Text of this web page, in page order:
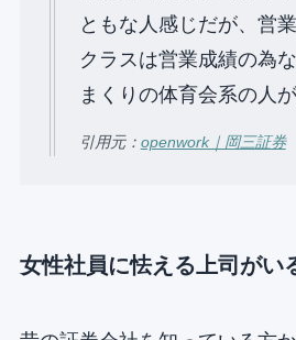
ともな⼈感じだが、営
クラスは営業成績の為
まくりの体育会系の⼈が
引用元： openwork｜岡三証券
女性社員に怯える上司がい